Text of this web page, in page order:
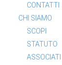
CONTATTI
CHI SIAMO
SCOPI
STATUTO
ASSOCIATI